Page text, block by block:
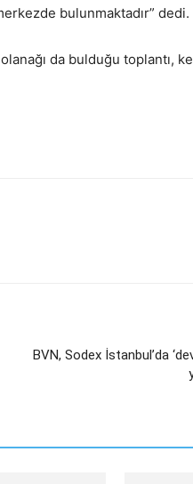
bulunmaktadır” dedi.
da bulduğu toplantı,
BVN, Sodex İstanbul’da